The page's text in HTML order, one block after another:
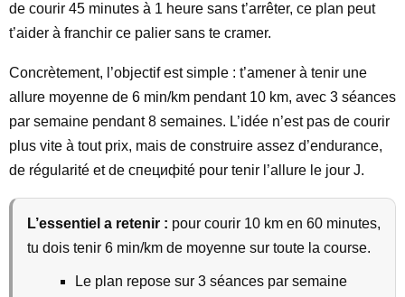
de courir 45 minutes à 1 heure sans t’arrêter, ce plan peut
t’aider à franchir ce palier sans te cramer.
Concrètement, l’objectif est simple : t’amener à tenir une
allure moyenne de 6 min/km pendant 10 km, avec 3 séances
par semaine pendant 8 semaines. L’idée n’est pas de courir
plus vite à tout prix, mais de construire assez d’endurance,
de régularité et de специфité pour tenir l’allure le jour J.
L’essentiel a retenir : pour courir 10 km en 60 minutes,
tu dois tenir 6 min/km de moyenne sur toute la course.
Le plan repose sur 3 séances par semaine